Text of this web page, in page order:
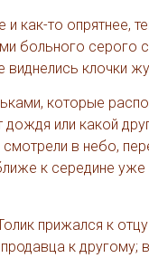
как-то опрятнее,
больного серого
клочки
которые
или какой
в небо,
к середине
прижался к
к